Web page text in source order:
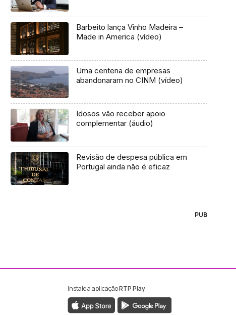
Barbeito lança Vinho Madeira –
Made in America (vídeo)
Uma centena de empresas
abandonaram no CINM (vídeo)
Idosos vão receber apoio
complementar (áudio)
Revisão de despesa pública em
Portugal ainda não é eficaz
PUB
da RTP Madeira
da RTP Madeira
Instale a aplicaçãoRTP Play